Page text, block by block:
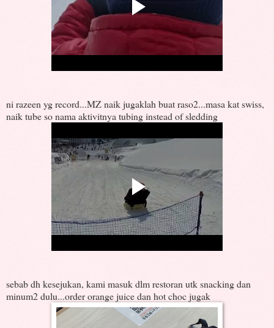
ni razeen yg record...MZ naik jugaklah buat raso2...masa kat swiss,
naik tube so nama aktivitnya tubing instead of sledding
sebab dh kesejukan, kami masuk dlm restoran utk snacking dan
minum2 dulu...order orange juice dan hot choc jugak